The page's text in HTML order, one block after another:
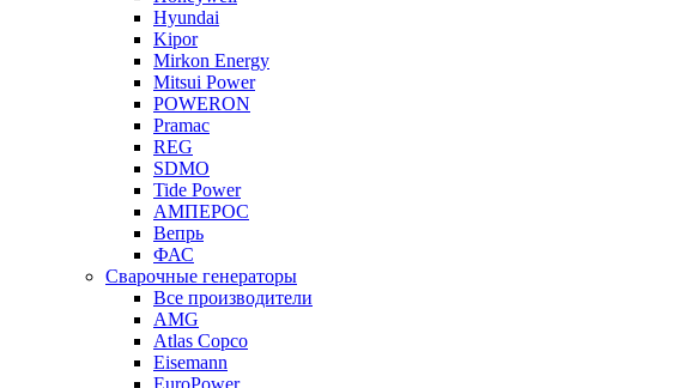
Hyundai
Kipor
Mirkon Energy
Mitsui Power
POWERON
Pramac
REG
SDMO
Tide Power
АМПЕРОС
Вепрь
ФАС
Сварочные генераторы
Все производители
AMG
Atlas Copco
Eisemann
EuroPower